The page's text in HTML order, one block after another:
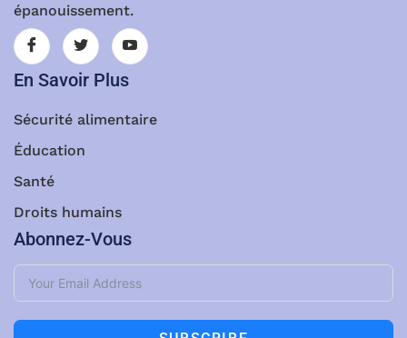
épanouissement.
En Savoir Plus
Sécurité alimentaire
Éducation
Santé
Droits humains
Abonnez-Vous